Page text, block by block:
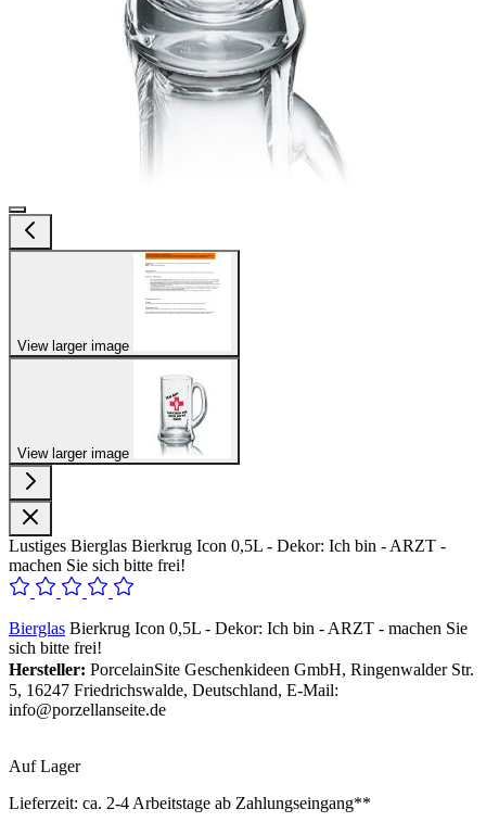
View larger image
View larger image
Lustiges Bierglas Bierkrug Icon 0,5L - Dekor: Ich bin - ARZT -
machen Sie sich bitte frei!
Bierglas Bierkrug Icon 0,5L - Dekor: Ich bin - ARZT - machen Sie
sich bitte frei!
Hersteller: PorcelainSite Geschenkideen GmbH, Ringenwalder Str.
5, 16247 Friedrichswalde, Deutschland, E-Mail:
info@porzellanseite.de
Auf Lager
Lieferzeit: ca. 2-4 Arbeitstage ab Zahlungseingang**